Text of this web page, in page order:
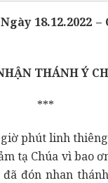
18.12.2022
THÁNH Ý
***
phút linh
tạ Chúa vì bao
đón nhan